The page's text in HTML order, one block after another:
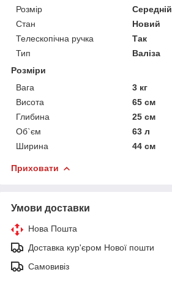
Розмір
Середній
Стан
Новий
Телескопічна ручка
Так
Тип
Валіза
Розміри
Вага
3 кг
Висота
65 см
Глибина
25 см
Об`єм
63 л
Ширина
44 см
Приховати
Умови доставки
Нова Пошта
Доставка кур'єром Нової пошти
Самовивіз